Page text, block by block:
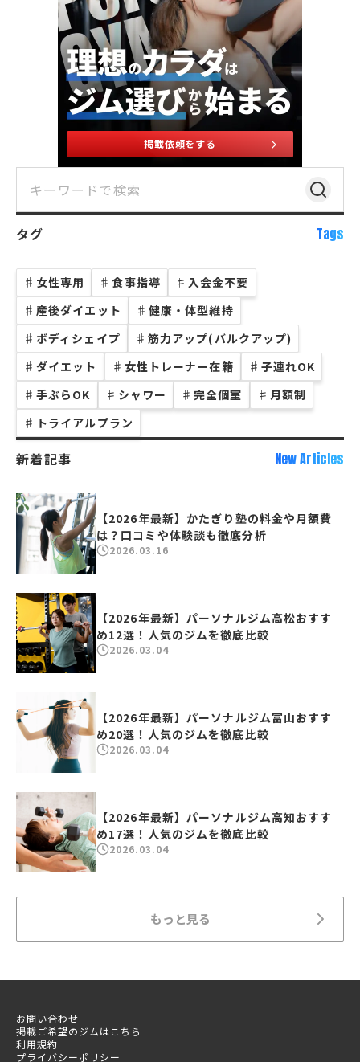
掲載依頼をする
タグ Tags
♯ 女性専用 ♯ 食事指導 ♯ 入会金不要
♯ 産後ダイエット ♯ 健康・体型維持
♯ ボディシェイプ ♯ 筋力アップ(バルクアップ)
♯ ダイエット ♯ 女性トレーナー在籍 ♯ 子連れOK
♯ 手ぶらOK ♯ シャワー ♯ 完全個室 ♯ 月額制
♯ トライアルプラン
新着記事 New Articles
【2026年最新】かたぎり塾の料金や月額費
は？口コミや体験談も徹底分析
2026.03.16
【2026年最新】パーソナルジム高松おすす
め12選！人気のジムを徹底比較
2026.03.04
【2026年最新】パーソナルジム富山おすす
め20選！人気のジムを徹底比較
2026.03.04
【2026年最新】パーソナルジム高知おすす
め17選！人気のジムを徹底比較
2026.03.04
もっと見る
お問い合わせ
掲載ご希望のジムはこちら
利用規約
プライバシーポリシー